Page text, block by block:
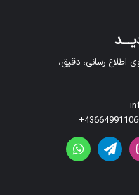
اطلاع رسانی، دقیق،
تلگرامواتس آپ